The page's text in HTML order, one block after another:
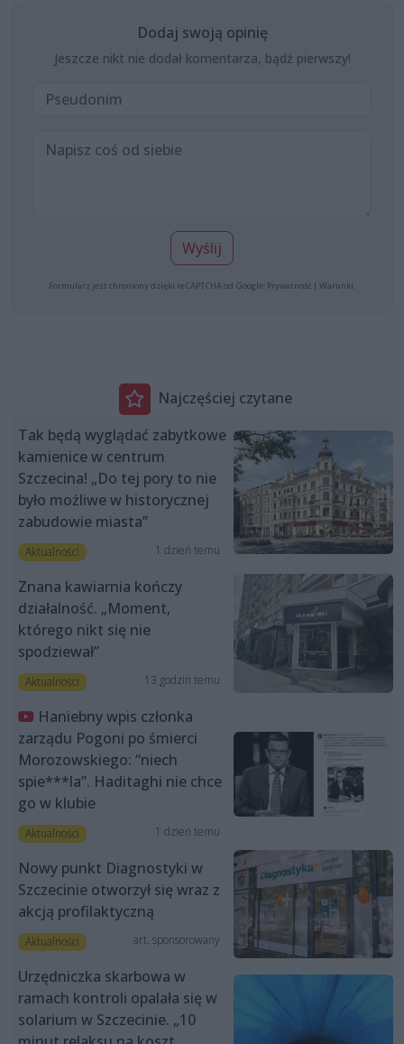
Dodaj swoją opinię
Jeszcze nikt nie dodał komentarza, bądź pierwszy!
Wyślij
Formularz jest chroniony dzięki reCAPTCHA od Google: Prywatność | Warunki
Najczęściej czytane
Tak będą wyglądać zabytkowe
kamienice w centrum
Szczecina! „Do tej pory to nie
było możliwe w historycznej
zabudowie miasta”
Aktualności 1 dzień temu
Znana kawiarnia kończy
działalność. „Moment,
którego nikt się nie
spodziewał”
Aktualności 13 godzin temu
Haniebny wpis członka
zarządu Pogoni po śmierci
Morozowskiego: “niech
spie***la”. Haditaghi nie chce
go w klubie
Aktualności 1 dzień temu
Nowy punkt Diagnostyki w
Szczecinie otworzył się wraz z
akcją profilaktyczną
Aktualności art. sponsorowany
Urzędniczka skarbowa w
ramach kontroli opalała się w
solarium w Szczecinie. „10